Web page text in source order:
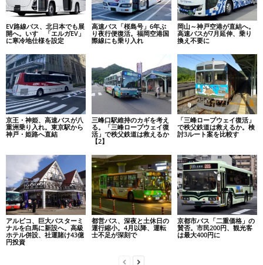
EV路線バス、北日本でも展
開へ。いすゞ「エルガEV」
に寒冷地仕様を設定
高速バス「桜島号」6年ぶ
り夜行便復活。福岡空港国
際線にも乗り入れ
岡山～神戸空港が直結へ。
高速バスが7月延伸、乗り
換え不要に
京王・神姫、高速バスが八
重洲乗り入れ。東京駅から
神戸・姫路へ直結
三峰口駅維持のカギを考え
る。「三峰ロープウェイ復
活」で秩父鉄道は救えるか
【2】
「三峰ロープウェイ復活」
で秩父鉄道は救えるか。検
討3ルート案を比較す
アルピコ、巨大バスターミ
ナルを白馬に新設へ。高級
ホテル併設、社運賭け43億
円投資
都営バス、深夜と土休日の
運行縮小。4月以降、運転
士不足が深刻で
京都市バス「二重価格」の
賛否。市民200円、観光客
は最大400円に